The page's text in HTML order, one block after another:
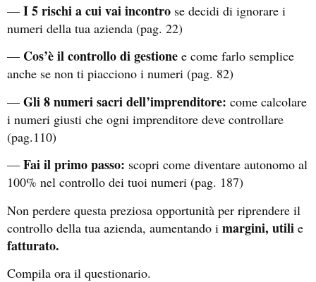
— I 5 rischi a cui vai incontro se decidi di ignorare i
numeri della tua azienda (pag. 22)
— Cos’è il controllo di gestione e come farlo semplice
anche se non ti piacciono i numeri (pag. 82)
— Gli 8 numeri sacri dell’imprenditore: come calcolare
i numeri giusti che ogni imprenditore deve controllare
(pag.110)
— Fai il primo passo: scopri come diventare autonomo al
100% nel controllo dei tuoi numeri (pag. 187)
Non perdere questa preziosa opportunità per riprendere il
controllo della tua azienda, aumentando i margini, utili e
fatturato.
Compila ora il questionario.